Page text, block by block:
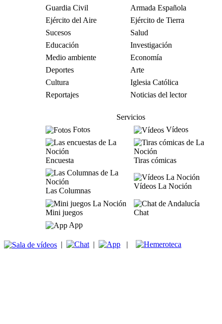
Guardia Civil
Armada Española
Ejército del Aire
Ejército de Tierra
Sucesos
Salud
Educación
Investigación
Medio ambiente
Economía
Deportes
Arte
Cultura
Iglesia Católica
Reportajes
Noticias del lector
Servicios
Fotos
Vídeos
Encuesta Tiras cómicas
Las Columnas
Vídeos La Noción
Mini juegos
Chat
App
| | |